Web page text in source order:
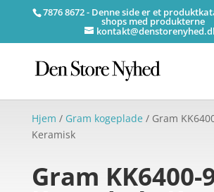
7876 8672 - Denne side er et
shops med produkterne
Hjem / Gram kogeplade / Gram
Keramisk
Gram KK6400-